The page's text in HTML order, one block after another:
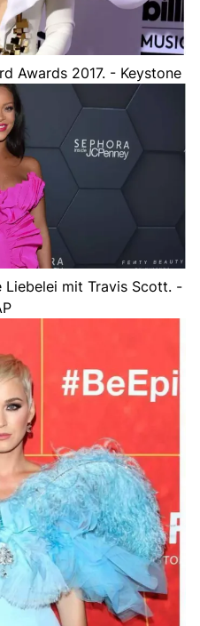
Awards 2017. - Keystone
Liebelei mit Travis Scott. -